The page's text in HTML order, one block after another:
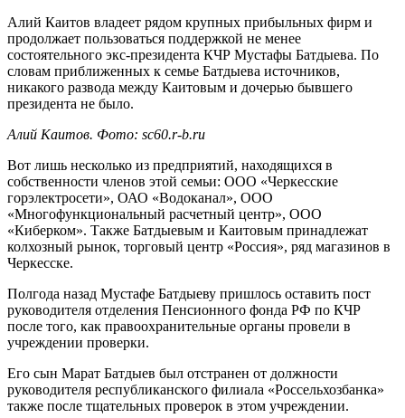
Алий Каитов владеет рядом крупных прибыльных фирм и
продолжает пользоваться поддержкой не менее
состоятельного экс-президента КЧР Мустафы Батдыева. По
словам приближенных к семье Батдыева источников,
никакого развода между Каитовым и дочерью бывшего
президента не было.
Алий Каитов. Фото: sc60.r-b.ru
Вот лишь несколько из предприятий, находящихся в
собственности членов этой семьи: ООО «Черкесские
горэлектросети», ОАО «Водоканал», ООО
«Многофункциональный расчетный центр», ООО
«Киберком». Также Батдыевым и Каитовым принадлежат
колхозный рынок, торговый центр «Россия», ряд магазинов в
Черкесске.
Полгода назад Мустафе Батдыеву пришлось оставить пост
руководителя отделения Пенсионного фонда РФ по КЧР
после того, как правоохранительные органы провели в
учреждении проверки.
Его сын Марат Батдыев был отстранен от должности
руководителя республиканского филиала «Россельхозбанка»
также после тщательных проверок в этом учреждении.